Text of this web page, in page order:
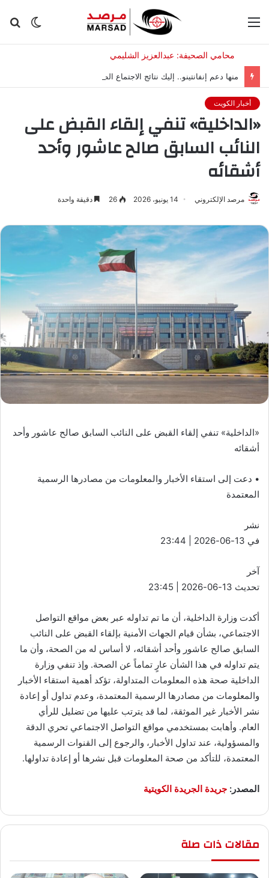
الوضع
منها دعم إنفانتينو.. إليك نتائج الاجتماع الطارئ لـ”فيفا” في المغرب
أخبار الكويت
«الداخلية» تنفي إلقاء القبض على
النائب السابق صالح عاشور وأحد
أشقائه
مرصد الإلكتروني 14 يونيو، 2026 26 دقيقة واحدة
«الداخلية» تنفي إلقاء القبض على النائب السابق صالح عاشور وأحد
أشقائه
• دعت إلى استقاء الأخبار والمعلومات من مصادرها الرسمية
المعتمدة
نشر
في 13-06-2026 | 23:44
آخر
تحديث 13-06-2026 | 23:45
أكدت وزارة الداخلية، أن ما تم تداوله عبر بعض مواقع التواصل
الاجتماعي، بشأن قيام الجهات الأمنية بإلقاء القبض على النائب
السابق صالح عاشور وأحد أشقائه، لا أساس له من الصحة، وأن ما
يتم تداوله في هذا الشأن عارٍ تماماً عن الصحة. وإذ تنفي وزارة
الداخلية صحة هذه المعلومات المتداولة، تؤكد أهمية استقاء الأخبار
والمعلومات من مصادرها الرسمية المعتمدة، وعدم تداول أو إعادة
نشر الأخبار غير الموثقة، لما قد يترتب عليها من تضليل للرأي
العام. وأهابت بمستخدمي مواقع التواصل الاجتماعي تحري الدقة
والمسؤولية، عند تداول الأخبار، والرجوع إلى القنوات الرسمية
المعتمدة، للتأكد من صحة المعلومات قبل نشرها أو إعادة تداولها.
المصدر: جريدة الجريدة الكويتية
مقالات ذات صلة